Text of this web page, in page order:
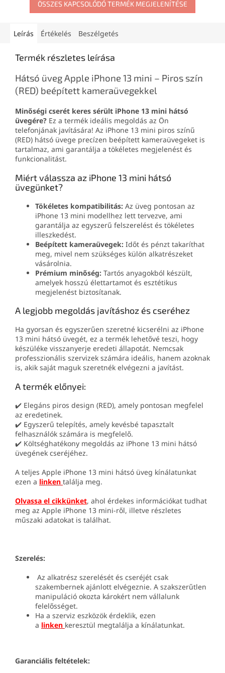
ÖSSZES KAPCSOLÓDÓ TERMÉK MEGJELENÍTÉSE
Leírás Értékelés Beszélgetés
Termék részletes leírása
Hátsó üveg Apple iPhone 13 mini – Piros szín
(RED) beépített kameraüvegekkel
Minőségi cserét keres sérült iPhone 13 mini hátsó
üvegére? Ez a termék ideális megoldás az Ön
telefonjának javítására! Az iPhone 13 mini piros színű
(RED) hátsó üvege precízen beépített kameraüvegeket is
tartalmaz, ami garantálja a tökéletes megjelenést és
funkcionalitást.
Miért válassza az iPhone 13 mini hátsó
üvegünket?
Tökéletes kompatibilitás: Az üveg pontosan az
iPhone 13 mini modellhez lett tervezve, ami
garantálja az egyszerű felszerelést és tökéletes
illeszkedést.
Beépített kameraüvegek: Időt és pénzt takaríthat
meg, mivel nem szükséges külön alkatrészeket
vásárolnia.
Prémium minőség: Tartós anyagokból készült,
amelyek hosszú élettartamot és esztétikus
megjelenést biztosítanak.
A legjobb megoldás javításhoz és cseréhez
Ha gyorsan és egyszerűen szeretné kicserélni az iPhone
13 mini hátsó üvegét, ez a termék lehetővé teszi, hogy
készüléke visszanyerje eredeti állapotát. Nemcsak
professzionális szervizek számára ideális, hanem azoknak
is, akik saját maguk szeretnék elvégezni a javítást.
A termék előnyei:
✔️ Elegáns piros design (RED), amely pontosan megfelel
az eredetinek.
✔️ Egyszerű telepítés, amely kevésbé tapasztalt
felhasználók számára is megfelelő.
✔️ Költséghatékony megoldás az iPhone 13 mini hátsó
üvegének cseréjéhez.
A teljes Apple iPhone 13 mini hátsó üveg kínálatunkat
ezen a linken találja meg.
Olvassa el cikkünket, ahol érdekes információkat tudhat
meg az Apple iPhone 13 mini-ről, illetve részletes
műszaki adatokat is találhat.
Szerelés:
Az alkatrész szerelését és cseréjét csak
szakembernek ajánlott elvégeznie. A szakszerűtlen
manipuláció okozta károkért nem vállalunk
felelősséget.
Ha a szerviz eszközök érdeklik, ezen
a linken keresztül megtalálja a kínálatunkat.
Garanciális feltételek: